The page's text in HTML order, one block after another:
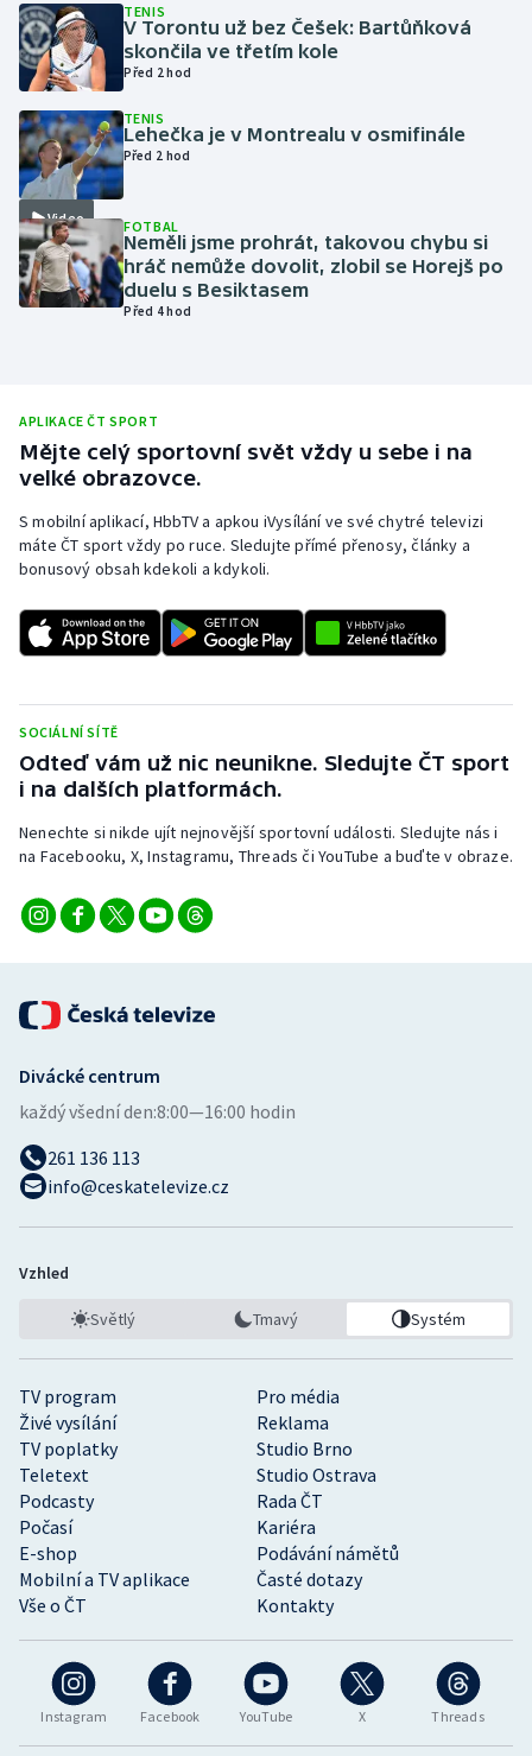
Lyže a snowboard
Moderní pětiboj
Motorsport
Olympijské hry
Parasport
Plavání
Ragby
Rychlobruslení
Rychlostní kanoistika
Sportovní střelba
Stolní tenis
Triatlon
Veslování
Volejbal
TENIS
V Torontu už bez Češek: Bartůňková
skončila ve třetím kole
Před 2 hod
Video
TENIS
Lehečka je v Montrealu v osmifinále
Před 2 hod
FOTBAL
Neměli jsme prohrát, takovou chybu si
hráč nemůže dovolit, zlobil se Horejš po
duelu s Besiktasem
Před 4 hod
APLIKACE ČT SPORT
Mějte celý sportovní svět vždy u sebe i na
velké obrazovce.
S mobilní aplikací, HbbTV a apkou iVysílání ve své chytré televizi
máte ČT sport vždy po ruce. Sledujte přímé přenosy, články a
bonusový obsah kdekoli a kdykoli.
SOCIÁLNÍ SÍTĚ
Odteď vám už nic neunikne. Sledujte ČT sport
i na dalších platformách.
Nenechte si nikde ujít nejnovější sportovní události. Sledujte nás i
na Facebooku, X, Instagramu, Threads či YouTube a buďte v obraze.
Instagram Facebook YouTube X Threads
TV program
Pro média
Živé vysílání
Reklama
TV poplatky
Studio Brno
Teletext
Studio Ostrava
Podcasty
Rada ČT
Počasí
Kariéra
E-shop
Podávání námětů
Mobilní a TV aplikace
Časté dotazy
Vše o ČT
Kontakty
Divácké centrum
každý všední den:8:00—16:00 hodin
261 136 113
info@ceskatelevize.cz
Vzhled
Světlý Tmavý Systém